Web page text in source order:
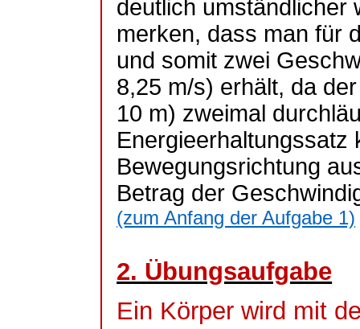
deutlich umständlicher
merken, dass man für
und somit zwei
8,25 m/s) erhält, da
10 m) zweimal
Energieerhaltungssatz
Bewegungsrichtung
Betrag der
(zum Anfang der Aufgabe 1)
2. Übungsaufgabe
Ein Körper wird mit